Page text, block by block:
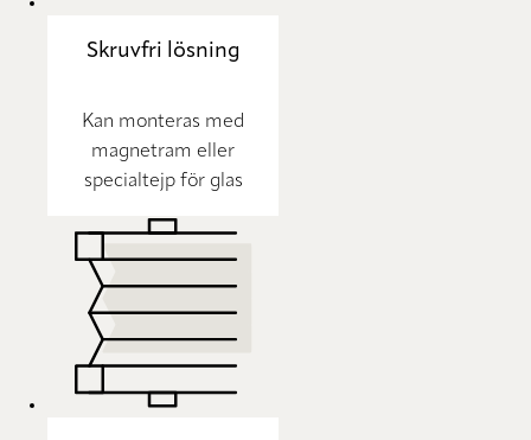
Skruvfri lösning
Kan monteras med
magnetram eller
specialtejp för glas